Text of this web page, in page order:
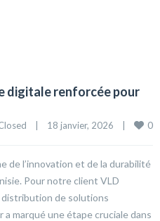
digitale renforcée pour
18 janvier, 2026 0
de l’innovation et de la durabilité
Pour notre client VLD
distribution de solutions
marqué une étape cruciale dans